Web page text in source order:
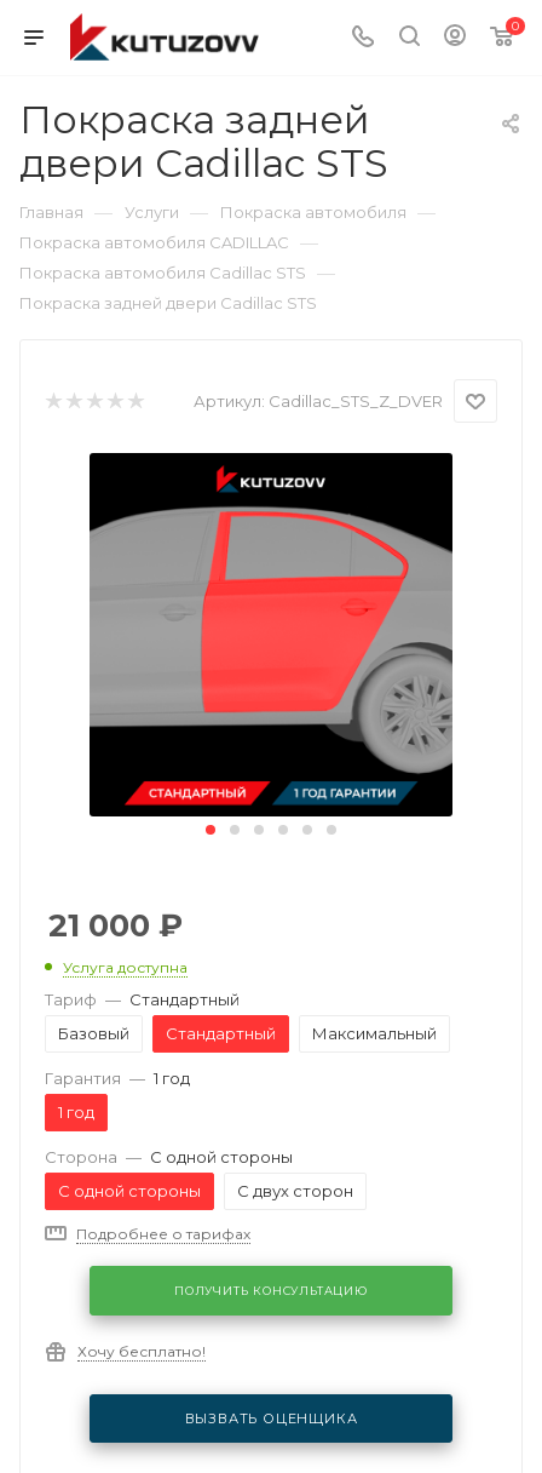
0
Покраска задней
двери Cadillac STS
Главная — Услуги — Покраска автомобиля —
Покраска автомобиля CADILLAC —
Покраска автомобиля Cadillac STS —
Покраска задней двери Cadillac STS
Артикул: Cadillac_STS_Z_DVER
21 000 ₽
Услуга доступна
Тариф — Стандартный
Базовый
Стандартный Максимальный
Гарантия — 1 год
1 год
Сторона — С одной стороны
С одной стороны
С двух сторон
Подробнее о тарифах
ПОЛУЧИТЬ КОНСУЛЬТАЦИЮ
Хочу бесплатно!
ВЫЗВАТЬ ОЦЕНЩИКА